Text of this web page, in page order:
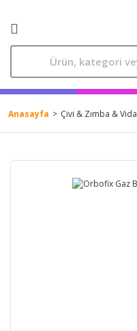
Anasayfa Çivi & Zımba & Vida